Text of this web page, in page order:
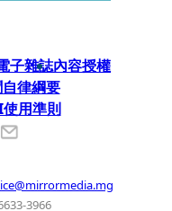
子雜誌內容授權
律綱要
使用準則
3966